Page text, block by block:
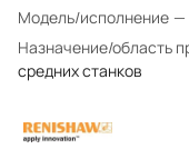
Модель/исполнение —
Назначение/область
средних станков